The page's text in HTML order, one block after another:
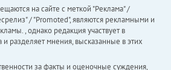
на сайте с меткой "Реклама" /
/ "Promoted", являются рекламными и
, однако редакция участвует в
и разделяет мнения, высказанные в этих
за факты и оценочные суждения,